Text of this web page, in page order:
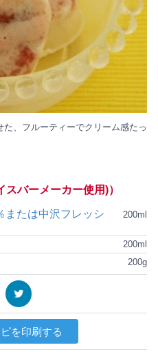
、フルーティーでクリーム感たっ
バーメーカー使用)）
200ml
または中沢フレッシ
200ml
200g
を印刷する